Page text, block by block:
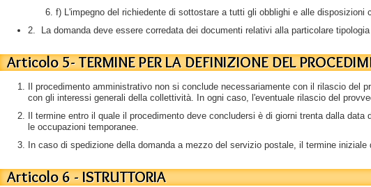
f) L'impegno del richiedente di sottostare a tutti gli obblighi e alle
2. La domanda deve essere corredata dei documenti relativi alla particolare
Articolo 5- TERMINE PER LA DEFINIZIONE DEL
Il procedimento amministrativo non si conclude necessariamente con il rilascio
con gli interessi generali della collettività. In ogni caso, l'eventuale rilascio del
Il termine entro il quale il procedimento deve concludersi è di giorni trenta dalla
le occupazioni temporanee.
In caso di spedizione della domanda a mezzo del servizio postale, il termine
Articolo 6 - ISTRUTTORIA